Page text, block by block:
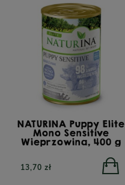
NATURINA Puppy Elite
Mono Sensitive
Wieprzowina, 400 g
13,70 zł